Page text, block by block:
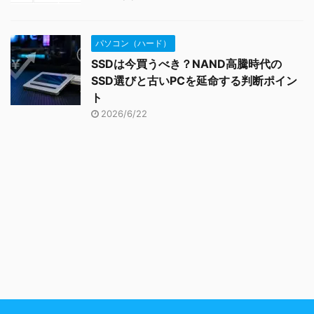
パソコン（ハード）
SSDは今買うべき？NAND高騰時代の
SSD選びと古いPCを延命する判断ポイン
ト
2026/6/22